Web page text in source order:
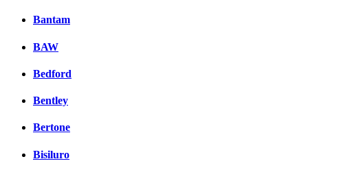
Bantam
BAW
Bedford
Bentley
Bertone
Bisiluro